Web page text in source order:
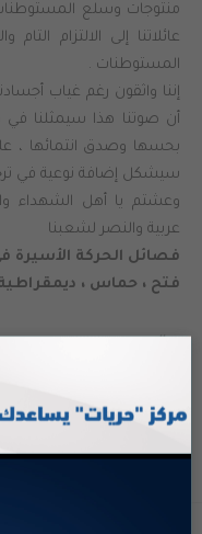
منتوجات وسلع
عائلاتنا إلى الالتزام
المستوطنات .
إننا واثقون رغم غياب
أن صوتنا هذا سيمثلنا في
بحسها وصدق انتمائها ،
سيشكل إضافة نوعية في
وعشتم يا أهل الشهداء
عربية والنصر لشعبنا
فصائل الحركة الأسيرة
فتح ، حماس ،
جوال